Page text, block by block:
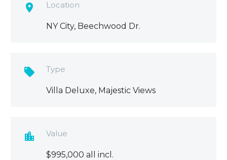
 Location
NY City, Beechwood Dr.
 Type
Villa Deluxe, Majestic Views
 Value
$995,000 all incl.